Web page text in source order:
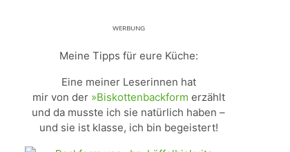
ᵂᴱᴿᴮᵁᴺᴳ
Meine Tipps für eure Küche:
Eine meiner Leserinnen hat
mir von der »Biskottenbackform erzählt
und da musste ich sie natürlich haben –
und sie ist klasse, ich bin begeistert!